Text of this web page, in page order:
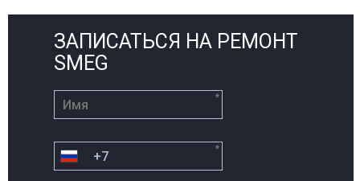
ЗАПИСАТЬСЯ НА РЕМОНТ
SMEG
*
*